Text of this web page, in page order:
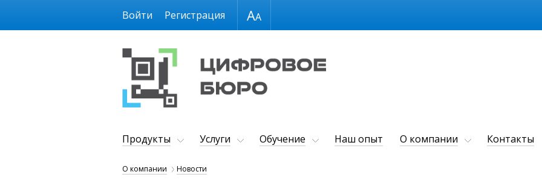
Размер шрифта
Войти Регистрация
Продукты Услуги Обучение Наш опыт О компании Контакты
О компании Новости